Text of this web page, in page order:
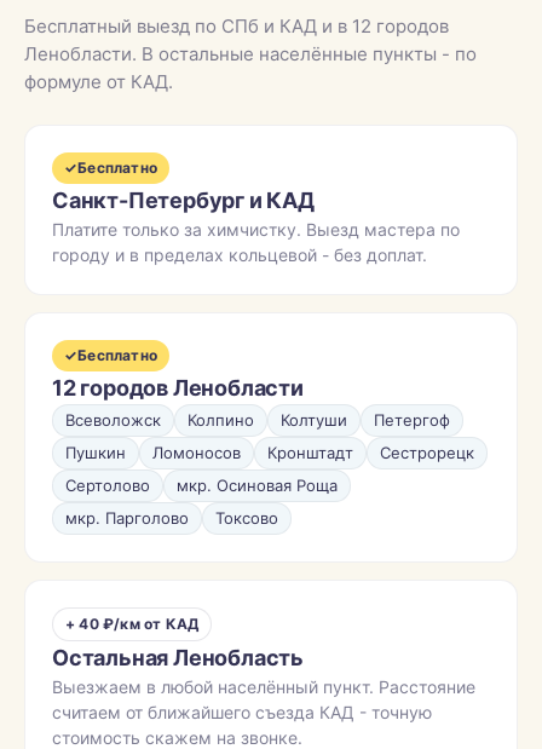
Бесплатный выезд по СПб и КАД и в 12 городов
Ленобласти. В остальные населённые пункты - по
формуле от КАД.
✓Бесплатно
Санкт-Петербург и КАД
Платите только за химчистку. Выезд мастера по
городу и в пределах кольцевой - без доплат.
✓Бесплатно
12 городов Ленобласти
Всеволожск Колпино Колтуши
Петергоф
Пушкин
Ломоносов Кронштадт
Сестрорецк
Сертолово
мкр. Осиновая Роща
мкр. Парголово
Токсово
+ 40 ₽/км от КАД
Остальная Ленобласть
Выезжаем в любой населённый пункт. Расстояние
считаем от ближайшего съезда КАД - точную
стоимость скажем на звонке.